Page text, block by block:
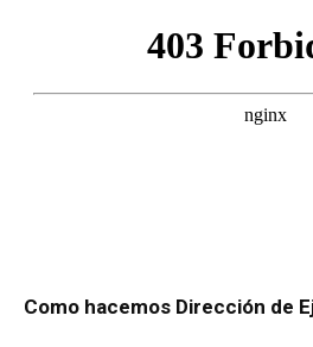
Como hacemos Dirección de